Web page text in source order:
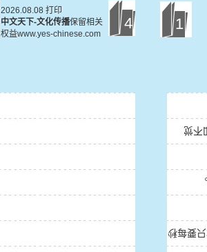
2026.08.08 打印
中文天下-文化传播保留相关
权益www.yes-chinese.com
4 1
另一只
就这